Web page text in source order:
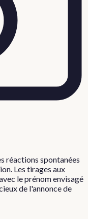
réactions spontanées
Les tirages aux
le prénom envisagé
de l'annonce de